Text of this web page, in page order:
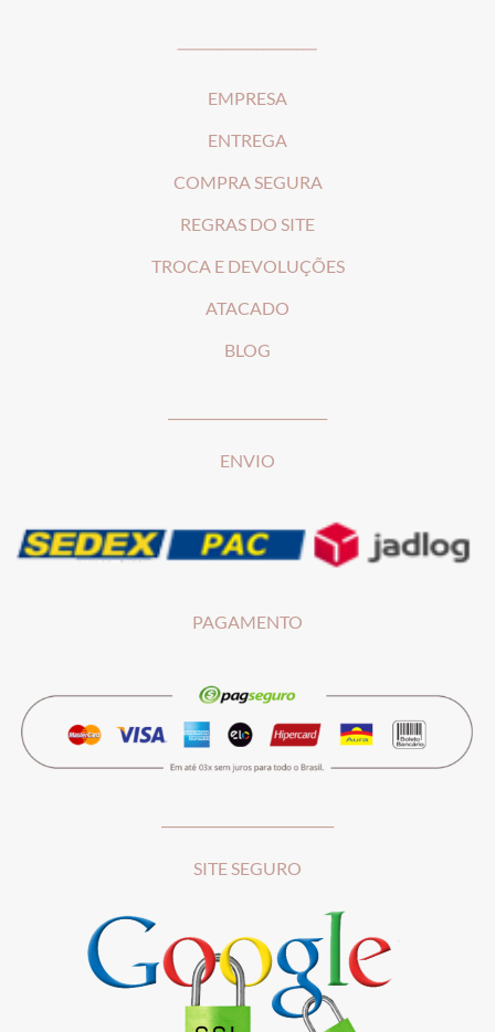
EMPRESA
ENTREGA
COMPRA SEGURA
REGRAS DO SITE
TROCA E DEVOLUÇÕES
ATACADO
BLOG
ENVIO
PAGAMENTO
SITE SEGURO